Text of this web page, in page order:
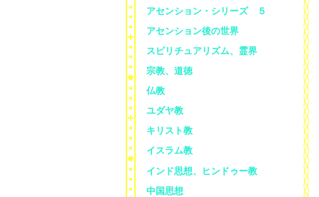
アセンション・シリーズ ５
アセンション後の世界
スピリチュアリズム、霊界
宗教、道徳
仏教
ユダヤ教
キリスト教
イスラム教
インド思想、ヒンドゥー教
中国思想